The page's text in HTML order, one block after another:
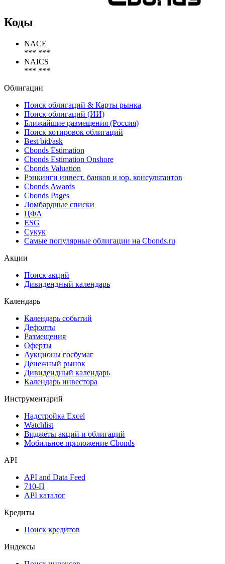
Коды
NACE
*** ***
NAICS
*** ***
Облигации
Поиск облигаций & Карты рынка
Поиск облигаций (ИИ)
Ближайшие размещения (Россия)
Поиск котировок облигаций
Best bid/ask
Cbonds Estimation
Cbonds Estimation Onshore
Cbonds Valuation
Рэнкинги инвест. банков и юр. консультантов
Cbonds Awards
Cbonds Pages
Ломбардные списки
ЦФА
ESG
Сукук
Самые популярные облигации на Cbonds.ru
Акции
Поиск акций
Дивидендный календарь
Календарь
Календарь событий
Дефолты
Размещения
Оферты
Аукционы госбумаг
Денежный рынок
Дивидендный календарь
Календарь инвестора
Инструментарий
Надстройка Excel
Watchlist
Виджеты акций и облигаций
Мобильное приложение Cbonds
API
API and Data Feed
710-П
API каталог
Кредиты
Поиск кредитов
Индексы